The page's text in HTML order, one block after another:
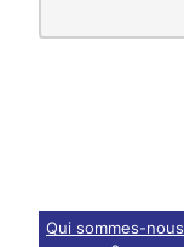
Qui sommes-nous